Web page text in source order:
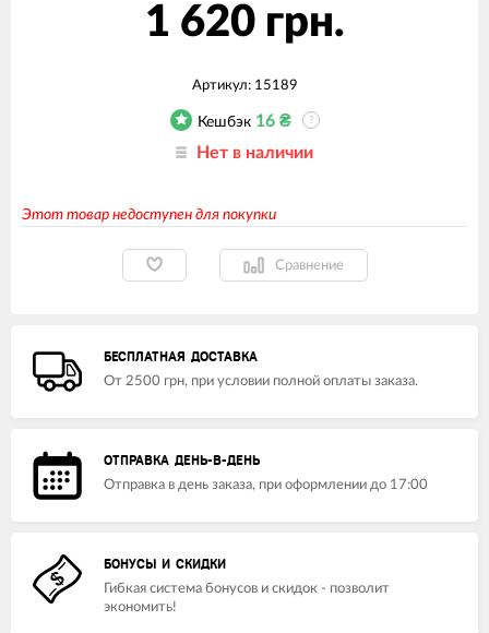
1 620 грн.
Артикул: 15189
Кешбэк 16₴ ?
Нет в наличии
Этот товар недоступен для покупки
Сравнение
БЕСПЛАТНАЯ ДОСТАВКА
От 2500 грн, при условии полной оплаты заказа.
ОТПРАВКА ДЕНЬ-В-ДЕНЬ
Отправка в день заказа, при оформлении до 17:00
БОНУСЫ И СКИДКИ
Гибкая система бонусов и скидок - позволит
экономить!